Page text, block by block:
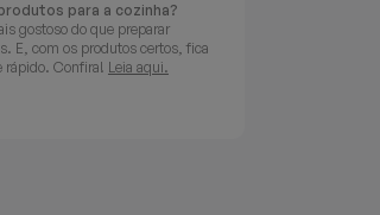
para a cozinha?
gostoso do que preparar
E, com os produtos certos, fica
rápido. Confira! Leia aqui.